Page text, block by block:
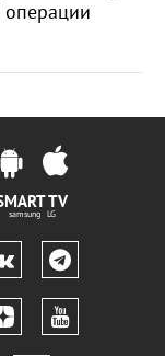
операции
TV
samsung LG